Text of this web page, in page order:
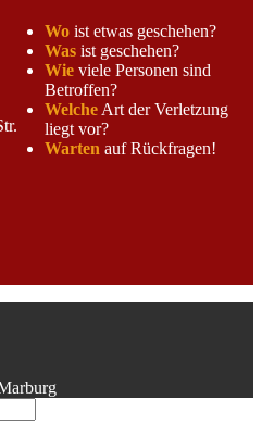
Wo ist etwas geschehen?
Was ist geschehen?
Wie viele Personen sind
Betroffen?
Welche Art der Verletzung
liegt vor?
Warten auf Rückfragen!